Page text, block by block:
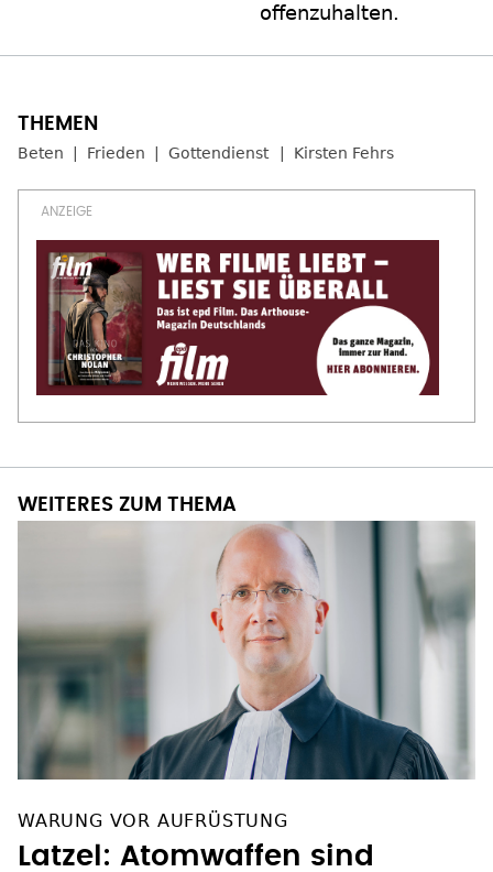
offenzuhalten.
Beten Frieden Gottendienst Kirsten Fehrs
WEITERES ZUM THEMA
WARUNG VOR AUFRÜSTUNG
Latzel: Atomwaffen sind